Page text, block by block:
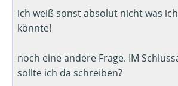
ich weiß sonst absolut nicht was
könnte!
noch eine andere Frage. IM
sollte ich da schreiben?